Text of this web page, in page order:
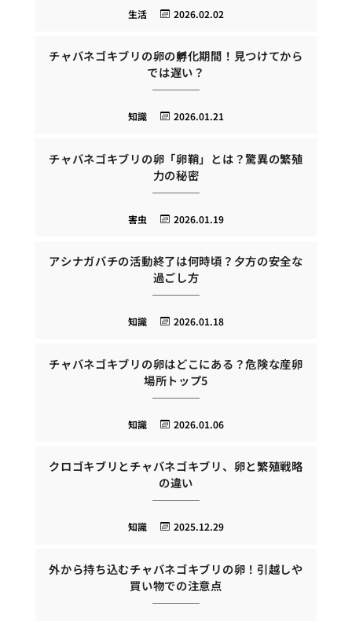
2026.02.02
生活
チャバネゴキブリの卵の孵化期間！見つけてから
では遅い？
2026.01.21
知識
チャバネゴキブリの卵「卵鞘」とは？驚異の繁殖
力の秘密
2026.01.19
害虫
アシナガバチの活動終了は何時頃？夕方の安全な
過ごし方
2026.01.18
知識
チャバネゴキブリの卵はどこにある？危険な産卵
場所トップ5
2026.01.06
知識
クロゴキブリとチャバネゴキブリ、卵と繁殖戦略
の違い
2025.12.29
知識
外から持ち込むチャバネゴキブリの卵！引越しや
買い物での注意点